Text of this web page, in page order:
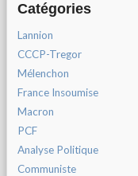
Catégories
Lannion
CCCP-Tregor
Mélenchon
France Insoumise
Macron
PCF
Analyse Politique
Communiste